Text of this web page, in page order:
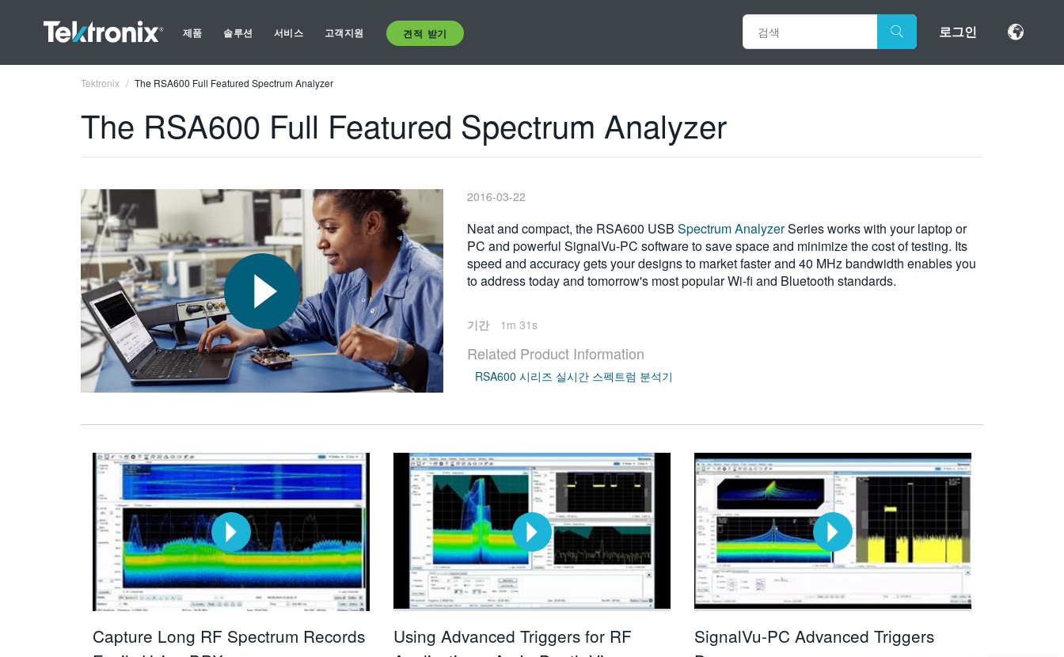
제품 솔루션 서비스 고객지원 견적 받기 로그인
Tektronix The RSA600 Full Featured Spectrum Analyzer
The RSA600 Full Featured Spectrum Analyzer
2016-03-22
Neat and compact, the RSA600 USB Spectrum AnalyzerSeries works with your laptop or
PC and powerful SignalVu-PC software to save space and minimize the cost of testing. Its
speed and accuracy gets your designs to market faster and 40 MHz bandwidth enables you
to address today and tomorrow's most popular Wi-fi and Bluetooth standards.
기간 1m 31s
Related Product Information
RSA600 시리즈 실시간 스펙트럼 분석기
Capture Long RF Spectrum Records
Using Advanced Triggers for RF
SignalVu-PC Advanced Triggers